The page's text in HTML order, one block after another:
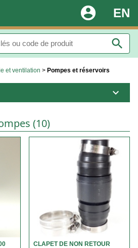
EN
account_circle
search
et ventilation > Pompes et réservoirs
expand_more
(10)
CLAPET DE NON RETOUR